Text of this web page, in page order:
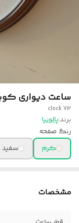
ساعت دیواری کوین
clock 7۱۲
برند:پالونیا
رنگ صفحه
کرم
سفید
مشخصات